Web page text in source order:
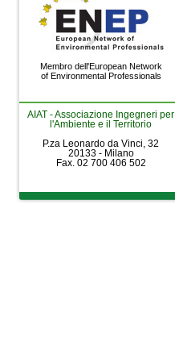
Membro dell'European Network
of Environmental Professionals
AIAT - Associazione Ingegneri per
l'Ambiente e il Territorio
P.za Leonardo da Vinci, 32
20133 - Milano
Fax. 02 700 406 502